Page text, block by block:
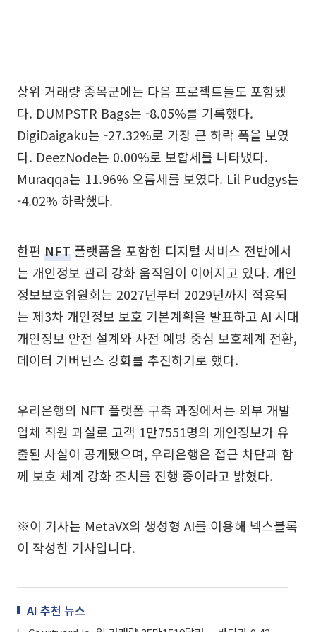
상위 거래량 종목군에는 다음 프로젝트들도 포함됐
다. DUMPSTR Bags는 -8.05%를 기록했다.
DigiDaigaku는 -27.32%로 가장 큰 하락 폭을 보였
다. DeezNode는 0.00%로 보합세를 나타냈다.
Muraqqa는 11.96% 오름세를 보였다. Lil Pudgys는
-4.02% 하락했다.
한편 NFT 플랫폼을 포함한 디지털 서비스 전반에서
는 개인정보 관리 강화 움직임이 이어지고 있다. 개인
정보보호위원회는 2027년부터 2029년까지 적용되
는 제3차 개인정보 보호 기본계획을 발표하고 AI 시대
개인정보 안전 설계와 사전 예방 중심 보호체계 전환,
데이터 거버넌스 강화를 추진하기로 했다.
우리은행의 NFT 플랫폼 구축 과정에서는 외부 개발
업체 직원 과실로 고객 1만7551명의 개인정보가 유
출된 사실이 공개됐으며, 우리은행은 접근 차단과 함
께 보호 체계 강화 조치를 진행 중이라고 밝혔다.
※이 기사는 MetaVX의 생성형 AI를 이용해 넥스블록
이 작성한 기사입니다.
AI 추천 뉴스